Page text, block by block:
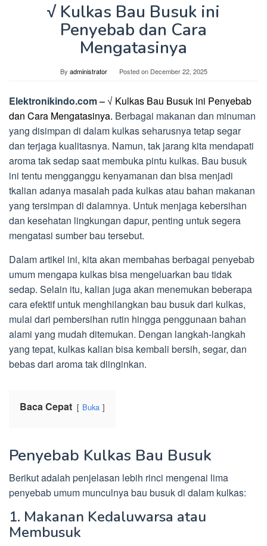
√ Kulkas Bau Busuk ini
Penyebab dan Cara
Mengatasinya
By administrator Posted on December 22, 2025
Elektronikindo.com – √ Kulkas Bau Busuk ini Penyebab
dan Cara Mengatasinya. Berbagai makanan dan minuman
yang disimpan di dalam kulkas seharusnya tetap segar
dan terjaga kualitasnya. Namun, tak jarang kita mendapati
aroma tak sedap saat membuka pintu kulkas. Bau busuk
ini tentu mengganggu kenyamanan dan bisa menjadi
tkalian adanya masalah pada kulkas atau bahan makanan
yang tersimpan di dalamnya. Untuk menjaga kebersihan
dan kesehatan lingkungan dapur, penting untuk segera
mengatasi sumber bau tersebut.
Dalam artikel ini, kita akan membahas berbagai penyebab
umum mengapa kulkas bisa mengeluarkan bau tidak
sedap. Selain itu, kalian juga akan menemukan beberapa
cara efektif untuk menghilangkan bau busuk dari kulkas,
mulai dari pembersihan rutin hingga penggunaan bahan
alami yang mudah ditemukan. Dengan langkah-langkah
yang tepat, kulkas kalian bisa kembali bersih, segar, dan
bebas dari aroma tak diinginkan.
Baca Cepat Buka
Penyebab Kulkas Bau Busuk
Berikut adalah penjelasan lebih rinci mengenai lima
penyebab umum munculnya bau busuk di dalam kulkas:
1. Makanan Kedaluwarsa atau
Membusuk